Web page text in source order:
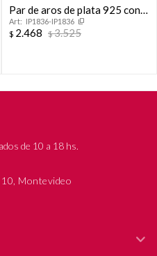
Par de aros de plata 925 con
circonias colgante.
IP1836-IP1836
$ 2.468 $3.525
de 10 a 18 hs.
Montevideo